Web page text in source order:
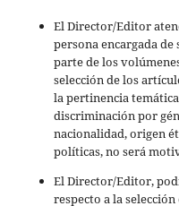
El Director/Editor
persona encargada
parte de los
selección de los
la pertinencia
discriminación por
nacionalidad, origen
políticas, no será
El Director/Editor,
respecto a la